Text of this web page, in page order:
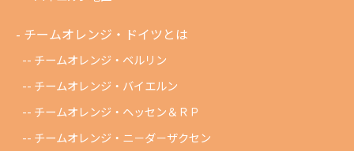
チームオレンジ・ドイツとは
チームオレンジ・ベルリン
チームオレンジ・バイエルン
チームオレンジ・ヘッセン＆ＲＰ
チームオレンジ・ニ－ダ－ザクセン